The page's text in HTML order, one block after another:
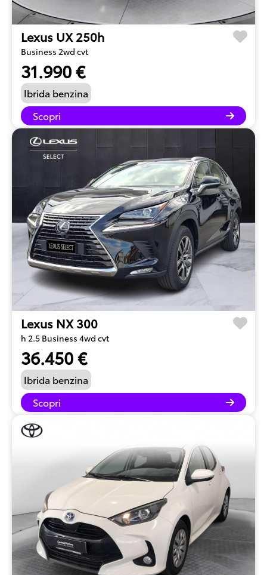
Lexus UX 250h
Business 2wd cvt
31.990 €
Ibrida benzina
Scopri
Lexus NX 300
h 2.5 Business 4wd cvt
36.450 €
Ibrida benzina
Scopri